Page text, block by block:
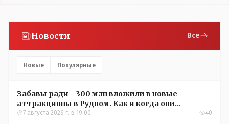
Новости Все
Новые Популярные
Забавы ради - 300 млн вложили в новые
аттракционы в Рудном. Как и когда они
окупятся?
7 августа 2026 г. в 19:00 40